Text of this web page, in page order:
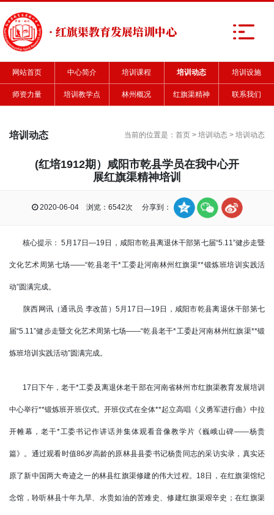
· 红旗渠教育发展培训中心
网站首页 中心简介 培训课程 培训动态 培训设施
师资力量 培训教学点 林州概况 红旗渠精神 联系我们
培训动态 当前的位置是： 首页 > 培训动态 > 培训动态
(红培1912期）咸阳市乾县学员在我中心开
展红旗渠精神培训
2020-06-04 浏览：6542次 分享到：
核心提示： 5月17日—19日，咸阳市乾县离退休干部第七届“5.11”健步走暨
文化艺术周第七场——“乾县老干*工委赴河南林州红旗渠**锻炼班培训实践活
动”圆满完成。
陕西网讯（通讯员 李改苗）5月17日—19日， 咸阳市乾县离退休干部第七
届“5.11”健步走暨文化艺术周第七场——“乾县老干*工委赴河南林州红旗渠**锻
炼班培训实践活动”圆满完成。
17日下午，老干*工委及离退休老干部在河南省林州市红旗渠教育发展培训
中心举行**锻炼班开班仪式。开班仪式在全体**起立高唱《义勇军进行曲》中拉
开帷幕，老干*工委书记作讲话并集体观看音像教学片《巍峨山碑——杨贵
篇》。通过观看时值86岁高龄的原林县县委书记杨贵同志的采访实录，真实还
原了新中国两大奇迹之一的林县红旗渠修建的伟大过程。18日，在红旗渠馆纪
念馆，聆听林县十年九旱、水贵如油的苦难史、修建红旗渠艰辛史；在红旗渠